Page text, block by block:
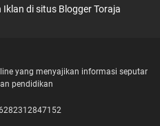
Iklan di situs Blogger Toraja
yang menyajikan informasi seputar
pendidikan